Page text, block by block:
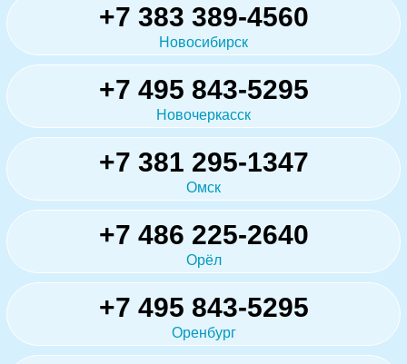
+7 383 389-4560
Новосибирск
+7 495 843-5295
Новочеркасск
+7 381 295-1347
Омск
+7 486 225-2640
Орёл
+7 495 843-5295
Оренбург